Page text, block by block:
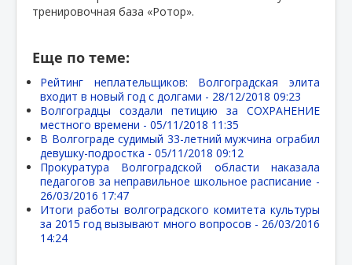
тренировочная база «Ротор».
Еще по теме:
Рейтинг неплательщиков: Волгоградская элита
входит в новый год с долгами - 28/12/2018 09:23
Волгоградцы создали петицию за СОХРАНЕНИЕ
местного времени - 05/11/2018 11:35
В Волгограде судимый 33-летний мужчина ограбил
девушку-подростка - 05/11/2018 09:12
Прокуратура Волгоградской области наказала
педагогов за неправильное школьное расписание -
26/03/2016 17:47
Итоги работы волгоградского комитета культуры
за 2015 год вызывают много вопросов - 26/03/2016
14:24